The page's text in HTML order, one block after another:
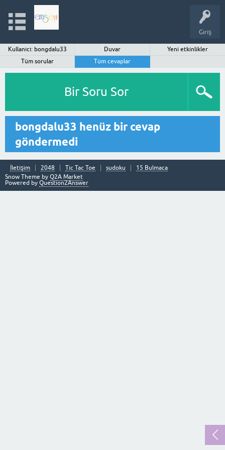
Giriş
Kullanıcı: bongdalu33 Duvar
Yeni etkinlikler
Tüm sorular
Tüm cevaplar
Bir Soru Sor
bongdalu33 henüz bir cevap
göndermedi
İletişim 2048 Tic Tac Toe sudoku
15 Bulmaca
Snow Theme by Q2A Market
Powered by Question2Answer